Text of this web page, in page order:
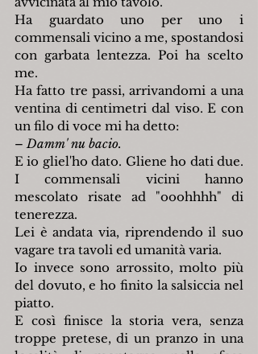
Ha guardato uno per uno i
commensali vicino a me, spostandosi
con garbata lentezza. Poi ha scelto
me.
Ha fatto tre passi, arrivandomi a una
ventina di centimetri dal viso. E con
un filo di voce mi ha detto:
– Damm' nu bacio.
E io gliel'ho dato. Gliene ho dati due.
I commensali vicini hanno
mescolato risate ad "ooohhhh" di
tenerezza.
Lei è andata via, riprendendo il suo
vagare tra tavoli ed umanità varia.
Io invece sono arrossito, molto più
del dovuto, e ho finito la salsiccia nel
piatto.
E così finisce la storia vera, senza
troppe pretese, di un pranzo in una